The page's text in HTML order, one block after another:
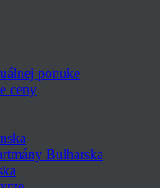
ponuke
ceny
Bulharska